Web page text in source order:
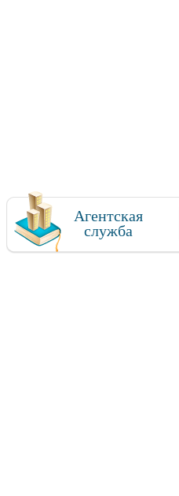
Агентская
служба